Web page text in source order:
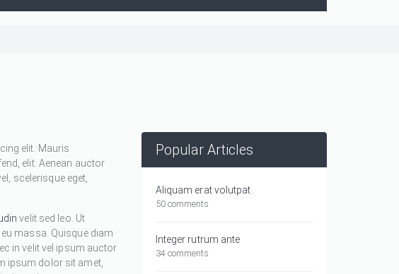
elit. Mauris
elit. Aenean auctor
scelerisque eget,
velit sed leo. Ut
massa. Quisque diam
in velit vel ipsum auctor
ipsum dolor sit amet,
Popular Articles
Aliquam erat volutpat.
50 comments
Integer rutrum ante
34 comments